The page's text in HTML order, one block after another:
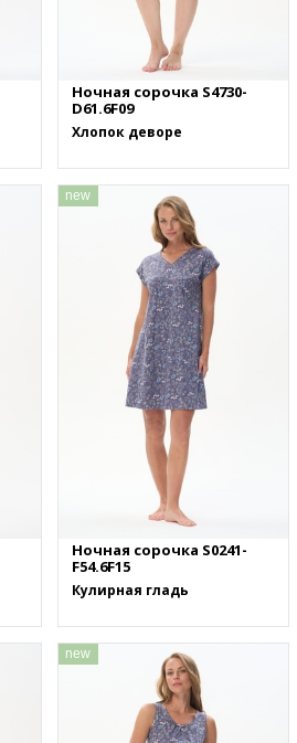
Ночная сорочка S4730-
D61.6F09
Хлопок деворе
new
Ночная сорочка S0241-
F54.6F15
Кулирная гладь
new